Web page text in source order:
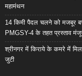
महामंथन
14 किमी पैदल चलने को मजबूर
PMGSY-4 के तहत प्रस्ताव
श्रीनगर में किराये के कमरे में
जुटी